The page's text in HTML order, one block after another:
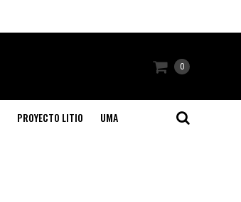
0
PROYECTO LITIO UMA